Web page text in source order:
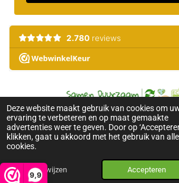
Deze website maakt gebruik van cookies om
ervaring te verbeteren en op maat gemaakte
advertenties weer te geven. Door op
klikken, gaat u akkoord met het gebruik van alle
cookies.
Afwijzen Accepteren
9,9